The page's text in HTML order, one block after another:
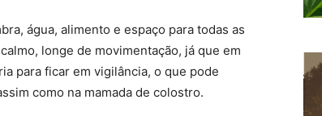
água, alimento e espaço para todas as
longe de movimentação, já que em
para ficar em vigilância, o que pode
como na mamada de colostro.